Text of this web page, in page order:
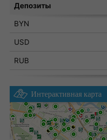
Депозиты
BYN
USD
RUB
Интерактивная карта